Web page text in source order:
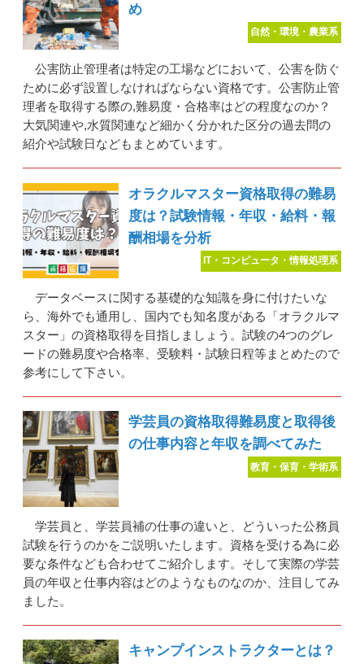
め
自然・環境・農業系
公害防止管理者は特定の工場などにおいて、公害を防ぐ
ために必ず設置しなければならない資格です。公害防止管
理者を取得する際の,難易度・合格率はどの程度なのか？
大気関連や,水質関連など細かく分かれた区分の過去問の
紹介や試験日などもまとめています。
オラクルマスター資格取得の難易
度は？試験情報・年収・給料・報
酬相場を分析
IT・コンピュータ・情報処理系
データベースに関する基礎的な知識を身に付けたいな
ら、海外でも通用し、国内でも知名度がある「オラクルマ
スター」の資格取得を目指しましょう。試験の4つのグレ
ードの難易度や合格率、受験料・試験日程等まとめたので
参考にして下さい。
学芸員の資格取得難易度と取得後
の仕事内容と年収を調べてみた
教育・保育・学術系
学芸員と、学芸員補の仕事の違いと、どういった公務員
試験を行うのかをご説明いたします。資格を受ける為に必
要な条件なども合わせてご紹介します。そして実際の学芸
員の年収と仕事内容はどのようなものなのか、注目してみ
ました。
キャンプインストラクターとは？